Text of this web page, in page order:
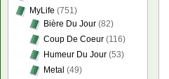
MyLife (751)
Bière Du Jour (82)
Coup De Coeur (116)
Humeur Du Jour (53)
Metal (49)